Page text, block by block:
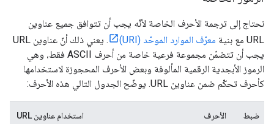
نحتاج إلى ترجمة الأحرف الخاصة لأنّه يجب أن تتوافق جميع عناوين
URL مع بنية
معرّف الموارد الموحّد (URI)
. يعني ذلك أنّ عناوين URL
يجب أن تتضمّن مجموعة فرعية خاصة من أحرف ASCII فقط، وهي
الرموز الأبجدية الرقمية المألوفة وبعض الأحرف المحجوزة لاستخدامها
كأحرف تحكّم ضمن عناوين URL. يوضّح الجدول التالي هذه الأحرف:
ضبط الأحرف استخدام عناوين URL